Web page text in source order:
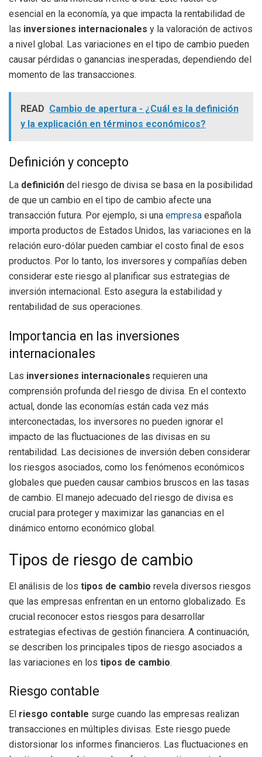
esencial en la economía, ya que impacta la rentabilidad de
las inversiones internacionales y la valoración de activos
a nivel global. Las variaciones en el tipo de cambio pueden
causar pérdidas o ganancias inesperadas, dependiendo del
momento de las transacciones.
READ Cambio de apertura - ¿Cuál es la definición
y la explicación en términos económicos?
Definición y concepto
La definición del riesgo de divisa se basa en la posibilidad
de que un cambio en el tipo de cambio afecte una
transacción futura. Por ejemplo, si una empresa española
importa productos de Estados Unidos, las variaciones en la
relación euro-dólar pueden cambiar el costo final de esos
productos. Por lo tanto, los inversores y compañías deben
considerar este riesgo al planificar sus estrategias de
inversión internacional. Esto asegura la estabilidad y
rentabilidad de sus operaciones.
Importancia en las inversiones
internacionales
Las inversiones internacionales requieren una
comprensión profunda del riesgo de divisa. En el contexto
actual, donde las economías están cada vez más
interconectadas, los inversores no pueden ignorar el
impacto de las fluctuaciones de las divisas en su
rentabilidad. Las decisiones de inversión deben considerar
los riesgos asociados, como los fenómenos económicos
globales que pueden causar cambios bruscos en las tasas
de cambio. El manejo adecuado del riesgo de divisa es
crucial para proteger y maximizar las ganancias en el
dinámico entorno económico global.
Tipos de riesgo de cambio
El análisis de los tipos de cambio revela diversos riesgos
que las empresas enfrentan en un entorno globalizado. Es
crucial reconocer estos riesgos para desarrollar
estrategias efectivas de gestión financiera. A continuación,
se describen los principales tipos de riesgo asociados a
las variaciones en los tipos de cambio.
Riesgo contable
El riesgo contable surge cuando las empresas realizan
transacciones en múltiples divisas. Este riesgo puede
distorsionar los informes financieros. Las fluctuaciones en